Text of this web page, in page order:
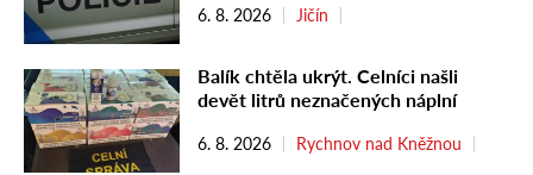
6. 8. 2026 Jičín
Balík chtěla ukrýt. Celníci našli
devět litrů neznačených náplní
6. 8. 2026 Rychnov nad Kněžnou